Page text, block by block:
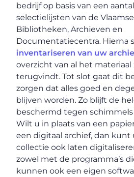
bedrijf op basis van een
selectielijsten van de
Bibliotheken, Archieven en
Documentatiecentra. Hierna
inventariseren van uw
overzicht van al het materiaal
terugvindt. Tot slot gaat dit
zorgen dat alles goed en
blijven worden. Zo blijft de
beschermd tegen
Wilt u in plaats van een
een digitaal archief, dan kunt
collectie ook laten
zowel met de programma’s
kunnen ook een eigen